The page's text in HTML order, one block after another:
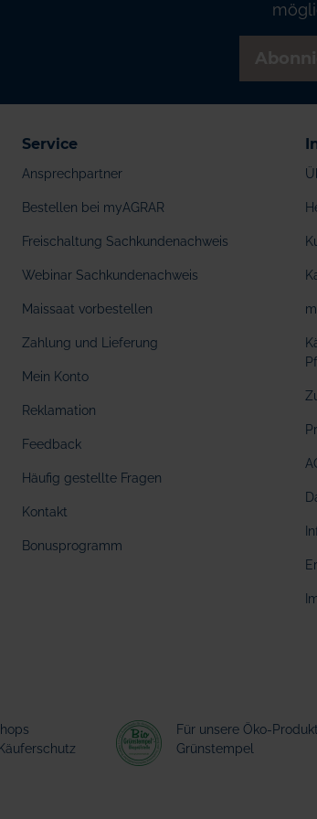
Service
Ansprechpartner
Bestellen bei myAGRAR
Freischaltung Sachkundenachweis
Webinar Sachkundenachweis
Maissaat vorbestellen
Zahlung und Lieferung
Mein Konto
Reklamation
Feedback
Häufig gestellte Fragen
Kontakt
Bonusprogramm
Für unsere Öko-
Grünstempel